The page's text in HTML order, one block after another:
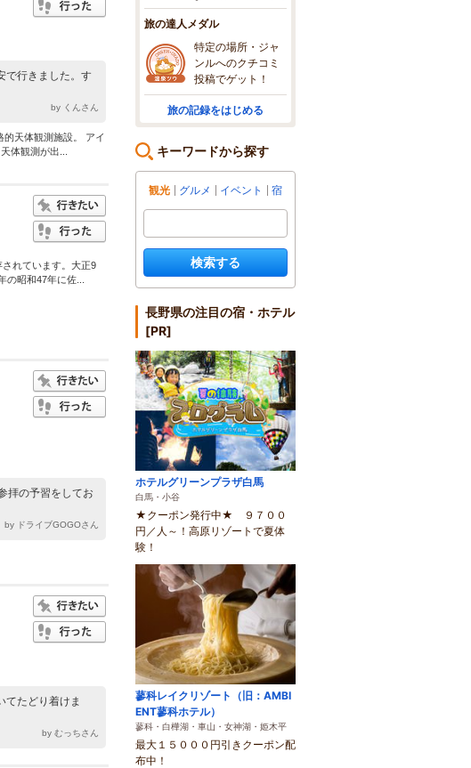
で行きました。す
by くんさん
天体観測施設。 アイ
体観測が出...
れています。大正9
昭和47年に佐...
拝の予習をしてお
by ドライブGOGOさん
てたどり着けま
by むっちさん
旅の達人メダル
特定の場所・ジャ
ンルへのクチコミ
投稿でゲット！
旅の記録をはじめる
キーワードから探す
観光 グルメ イベント 宿
検索する
長野県の注目の宿・ホテル
[PR]
ホテルグリーンプラザ白馬
白馬・小谷
★クーポン発行中★ ９７００
円／人～！高原リゾートで夏体
験！
蓼科レイクリゾート（旧：AMBI
ENT蓼科ホテル）
蓼科・白樺湖・車山・女神湖・姫木平
最大１５０００円引きクーポン配
布中！